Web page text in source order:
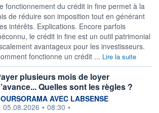
fonctionnement du crédit in fine permet à la
de réduire son imposition tout en générant
intérêts. Explications. Encore parfois
le crédit in fine est un outil patrimonial
avantageux pour les investisseurs.
fonctionne un crédit ... Lire la suite
plusieurs mois de loyer
Quelles sont les règles ?
fournie par
AVEC LABSENSE
05.08.2026 • 08:30 •